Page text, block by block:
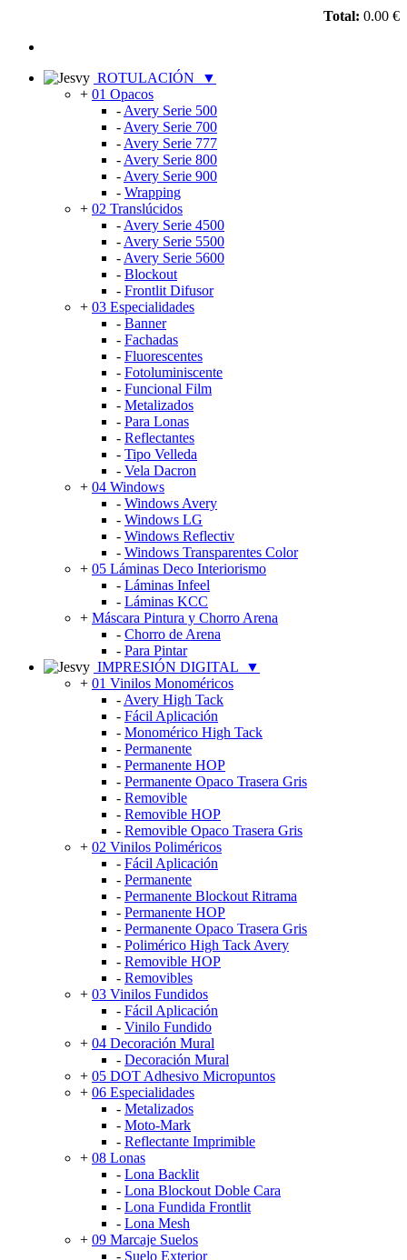
Total: 0.00 €
ROTULACIÓN
▼
+ 01 Opacos
- Avery Serie 500
- Avery Serie 700
- Avery Serie 777
- Avery Serie 800
- Avery Serie 900
- Wrapping
+ 02 Translúcidos
- Avery Serie 4500
- Avery Serie 5500
- Avery Serie 5600
- Blockout
- Frontlit Difusor
+ 03 Especialidades
- Banner
- Fachadas
- Fluorescentes
- Fotoluminiscente
- Funcional Film
- Metalizados
- Para Lonas
- Reflectantes
- Tipo Velleda
- Vela Dacron
+ 04 Windows
- Windows Avery
- Windows LG
- Windows Reflectiv
- Windows Transparentes Color
+ 05 Láminas Deco Interiorismo
- Láminas Infeel
- Láminas KCC
+ Máscara Pintura y Chorro Arena
- Chorro de Arena
- Para Pintar
IMPRESIÓN DIGITAL
▼
+ 01 Vinilos Monoméricos
- Avery High Tack
- Fácil Aplicación
- Monomérico High Tack
- Permanente
- Permanente HOP
- Permanente Opaco Trasera Gris
- Removible
- Removible HOP
- Removible Opaco Trasera Gris
+ 02 Vinilos Poliméricos
- Fácil Aplicación
- Permanente
- Permanente Blockout Ritrama
- Permanente HOP
- Permanente Opaco Trasera Gris
- Polimérico High Tack Avery
- Removible HOP
- Removibles
+ 03 Vinilos Fundidos
- Fácil Aplicación
- Vinilo Fundido
+ 04 Decoración Mural
- Decoración Mural
+ 05 DOT Adhesivo Micropuntos
+ 06 Especialidades
- Metalizados
- Moto-Mark
- Reflectante Imprimible
+ 08 Lonas
- Lona Backlit
- Lona Blockout Doble Cara
- Lona Fundida Frontlit
- Lona Mesh
+ 09 Marcaje Suelos
- Suelo Exterior